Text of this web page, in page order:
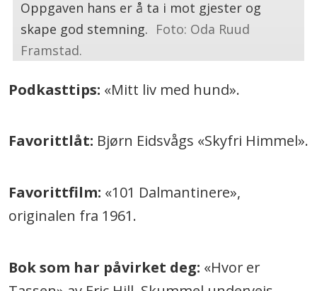
Oppgaven hans er å ta i mot gjester og
skape god stemning. Foto: Oda Ruud
Framstad.
Podkasttips: «Mitt liv med hund».
Favorittlåt: Bjørn Eidsvågs «Skyfri Himmel».
Favorittfilm: «101 Dalmantinere»,
originalen fra 1961.
Bok som har påvirket deg: «Hvor er